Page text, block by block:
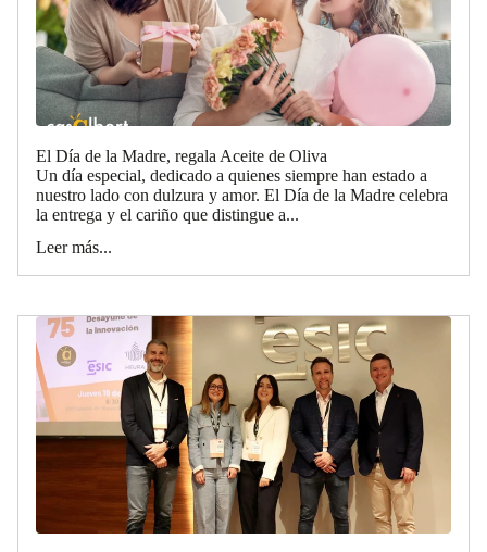
El Día de la Madre, regala Aceite de Oliva
Un día especial, dedicado a quienes siempre han estado a
nuestro lado con dulzura y amor. El Día de la Madre celebra
la entrega y el cariño que distingue a...
Leer más...